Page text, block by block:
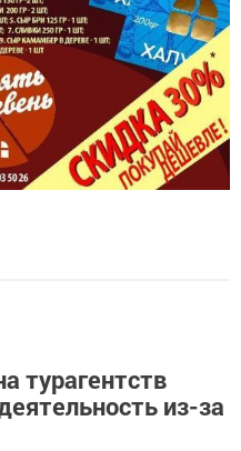
турагентств
из-за